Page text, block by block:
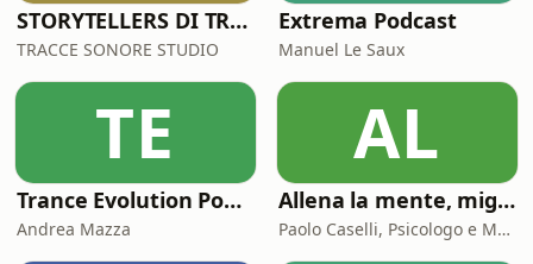
STORYTELLERS DI TRACCESONORE STUDIO
TRACCE SONORE STUDIO
Extrema Podcast
Manuel Le Saux
TE
Trance Evolution Podcast
Andrea Mazza
AL
Allena la mente, migliora la tua vita. Psicologia, mental training e crescita personale
Paolo Caselli, Psicologo e Mental Trainer